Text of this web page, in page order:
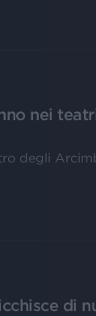
nei
degli
di